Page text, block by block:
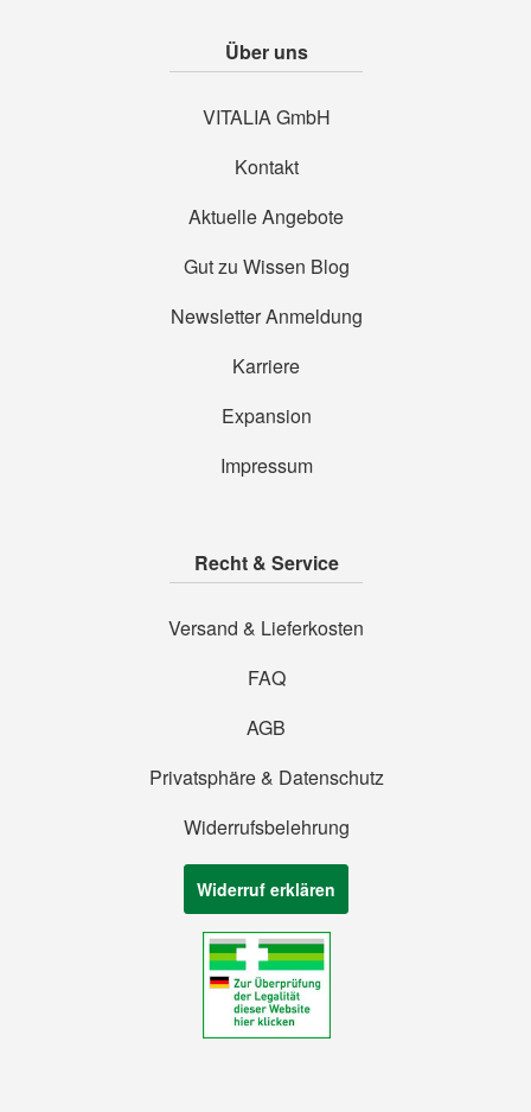
Über uns
VITALIA GmbH
Kontakt
Aktuelle Angebote
Gut zu Wissen Blog
Newsletter Anmeldung
Karriere
Expansion
Impressum
Recht & Service
Versand & Lieferkosten
FAQ
AGB
Privatsphäre & Datenschutz
Widerrufsbelehrung
Widerruf erklären